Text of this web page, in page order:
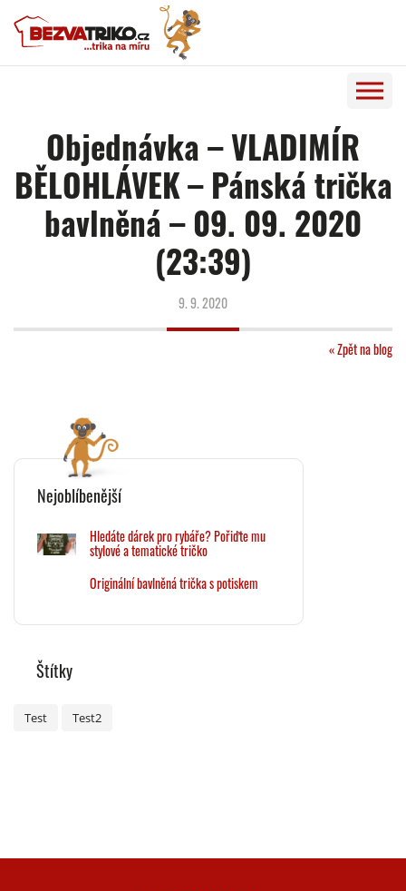
Objednávka – VLADIMÍR
BĚLOHLÁVEK – Pánská trička
bavlněná – 09. 09. 2020
(23:39)
9. 9. 2020
« Zpět na blog
Nejoblíbenější
Hledáte dárek pro rybáře? Pořiďte mu
stylové a tematické tričko
Originální bavlněná trička s potiskem
Štítky
Test Test2